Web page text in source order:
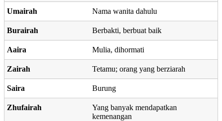
Umairah Nama wanita dahulu
Burairah Berbakti, berbuat baik
Aaira Mulia, dihormati
Zairah Tetamu; orang yang berziarah
Saira Burung
Zhufairah
Yang banyak mendapatkan
kemenangan